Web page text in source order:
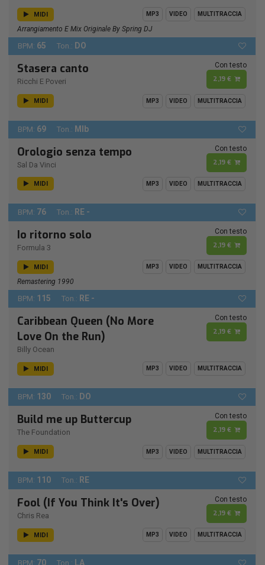
MIDI MP3 VIDEO MULTITRACCIA
Arrangiamento E Mix Originale By Spring DJ
BPM: 65 Ton.: DO
Stasera canto
Ricchi E Poveri
Con testo
2,19 €
MIDI MP3 VIDEO MULTITRACCIA
BPM: 69 Ton.: MIb
Orologio senza tempo
Sal Da Vinci
Con testo
2,19 €
MIDI MP3 VIDEO MULTITRACCIA
BPM: 76 Ton.: RE -
Io ritorno solo
Formula 3
Con testo
2,19 €
MIDI MP3 VIDEO MULTITRACCIA
Remastering 1990
BPM: 115 Ton.: RE -
Caribbean Queen (No More
Love On the Run)
Billy Ocean
Con testo
2,19 €
MIDI MP3 VIDEO MULTITRACCIA
BPM: 130 Ton.: DO
Build me up Buttercup
The Foundation
Con testo
2,19 €
MIDI MP3 VIDEO MULTITRACCIA
BPM: 110 Ton.: RE
Fool (If You Think It's Over)
Chris Rea
Con testo
2,19 €
MIDI MP3 VIDEO MULTITRACCIA
BPM: 70 Ton.: LA